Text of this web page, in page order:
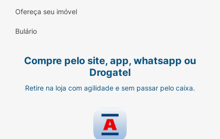
Ofereça seu imóvel
Bulário
Compre pelo site, app, whatsapp ou
Drogatel
Retire na loja com agilidade e sem passar pelo caixa.